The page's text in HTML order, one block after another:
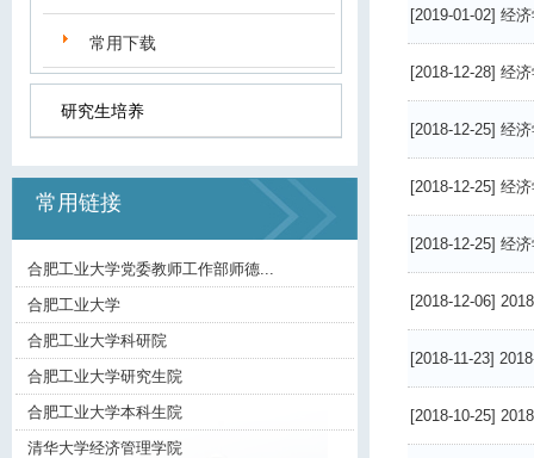
常用下载
研究生培养
常用链接
合肥工业大学党委教师工作部师德...
合肥工业大学
合肥工业大学科研院
合肥工业大学研究生院
合肥工业大学本科生院
清华大学经济管理学院
[2019-01-02] 经
[2018-12-28] 经
[2018-12-25] 经
[2018-12-25] 经
[2018-12-25] 经
[2018-12-06]
[2018-11-23]
[2018-10-25]